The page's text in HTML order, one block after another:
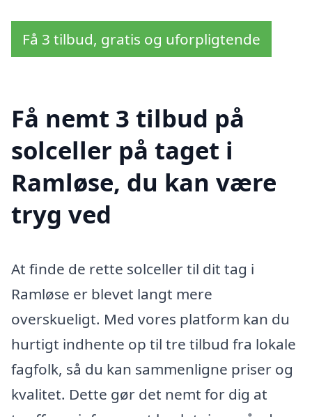
Få 3 tilbud, gratis og uforpligtende
Få nemt 3 tilbud på
solceller på taget i
Ramløse, du kan være
tryg ved
At finde de rette solceller til dit tag i
Ramløse er blevet langt mere
overskueligt. Med vores platform kan du
hurtigt indhente op til tre tilbud fra lokale
fagfolk, så du kan sammenligne priser og
kvalitet. Dette gør det nemt for dig at